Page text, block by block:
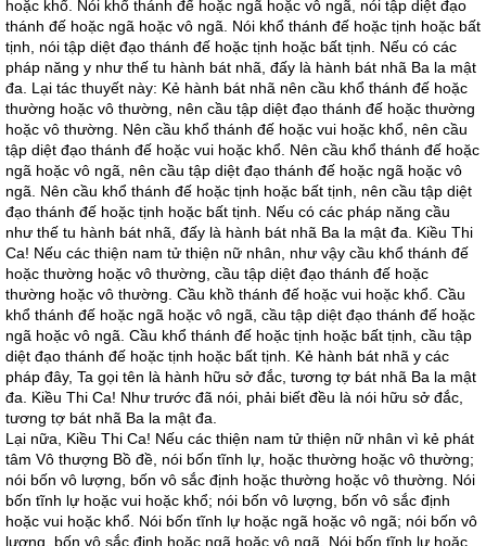
hoặc khổ. Nói khổ thánh đế hoặc ngã hoặc vô ngã, nói tập diệt đạo
thánh đế hoặc ngã hoặc vô ngã. Nói khổ thánh đế hoặc tịnh hoặc bất
tịnh, nói tập diệt đạo thánh đế hoặc tịnh hoặc bất tịnh. Nếu có các
pháp năng y như thế tu hành bát nhã, đấy là hành bát nhã Ba la mật
đa. Lại tác thuyết này: Kẻ hành bát nhã nên cầu khổ thánh đế hoặc
thường hoặc vô thường, nên cầu tập diệt đạo thánh đế hoặc thường
hoặc vô thường. Nên cầu khổ thánh đế hoặc vui hoặc khổ, nên cầu
tập diệt đạo thánh đế hoặc vui hoặc khổ. Nên cầu khổ thánh đế hoặc
ngã hoặc vô ngã, nên cầu tập diệt đạo thánh đế hoặc ngã hoặc vô
ngã. Nên cầu khổ thánh đế hoặc tịnh hoặc bất tịnh, nên cầu tập diệt
đạo thánh đế hoặc tịnh hoặc bất tịnh. Nếu có các pháp năng cầu
như thế tu hành bát nhã, đấy là hành bát nhã Ba la mật đa. Kiều Thi
Ca! Nếu các thiện nam tử thiện nữ nhân, như vậy cầu khổ thánh đế
hoặc thường hoặc vô thường, cầu tập diệt đạo thánh đế hoặc
thường hoặc vô thường. Cầu khồ thánh đế hoặc vui hoặc khổ. Cầu
khổ thánh đế hoặc ngã hoặc vô ngã, cầu tập diệt đạo thánh đế hoặc
ngã hoặc vô ngã. Cầu khổ thánh đế hoặc tịnh hoặc bất tịnh, cầu tập
diệt đạo thánh đế hoặc tịnh hoặc bất tịnh. Kẻ hành bát nhã y các
pháp đây, Ta gọi tên là hành hữu sở đắc, tương tợ bát nhã Ba la mật
đa. Kiều Thi Ca! Như trước đã nói, phải biết đều là nói hữu sở đắc,
tương tợ bát nhã Ba la mật đa.
Lại nữa, Kiều Thi Ca! Nếu các thiện nam tử thiện nữ nhân vì kẻ phát
tâm Vô thượng Bồ đề, nói bốn tĩnh lự, hoặc thường hoặc vô thường;
nói bốn vô lượng, bốn vô sắc định hoặc thường hoặc vô thường. Nói
bốn tĩnh lự hoặc vui hoặc khổ; nói bốn vô lượng, bốn vô sắc định
hoặc vui hoặc khổ. Nói bốn tĩnh lự hoặc ngã hoặc vô ngã; nói bốn vô
lượng, bốn vô sắc định hoặc ngã hoặc vô ngã. Nói bốn tĩnh lự hoặc